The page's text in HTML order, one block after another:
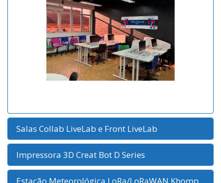
Salas Collab LiveLab e Front LiveLab
Impressora 3D Creat Bot D Series